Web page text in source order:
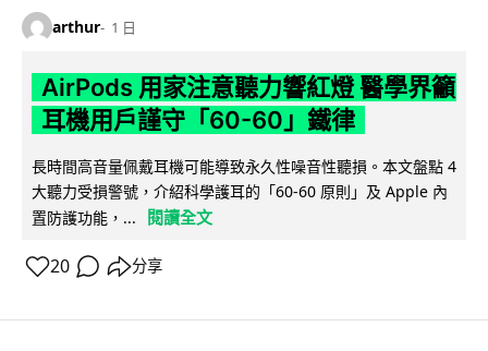
arthur 1 日
AirPods 用家注意聽力響紅燈 醫學界籲
耳機用戶謹守「60-60」鐵律
長時間高音量佩戴耳機可能導致永久性噪音性聽損。本文盤點 4
大聽力受損警號，介紹科學護耳的「60-60 原則」及 Apple 內
置防護功能，...
閱讀全文
20 分享